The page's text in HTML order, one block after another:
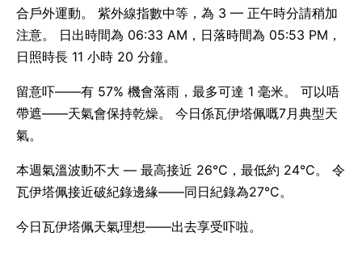
合戶外運動。 紫外線指數中等，為 3 — 正午時分請稍加
注意。 日出時間為 06:33 AM，日落時間為 05:53 PM，
日照時長 11 小時 20 分鐘。
留意吓——有 57% 機會落雨，最多可達 1 毫米。 可以唔
帶遮——天氣會保持乾燥。 今日係瓦伊塔佩嘅7月典型天
氣。
本週氣溫波動不大 — 最高接近 26°C，最低約 24°C。 令
瓦伊塔佩接近破紀錄邊緣——同日紀錄為27°C。
今日瓦伊塔佩天氣理想——出去享受吓啦。